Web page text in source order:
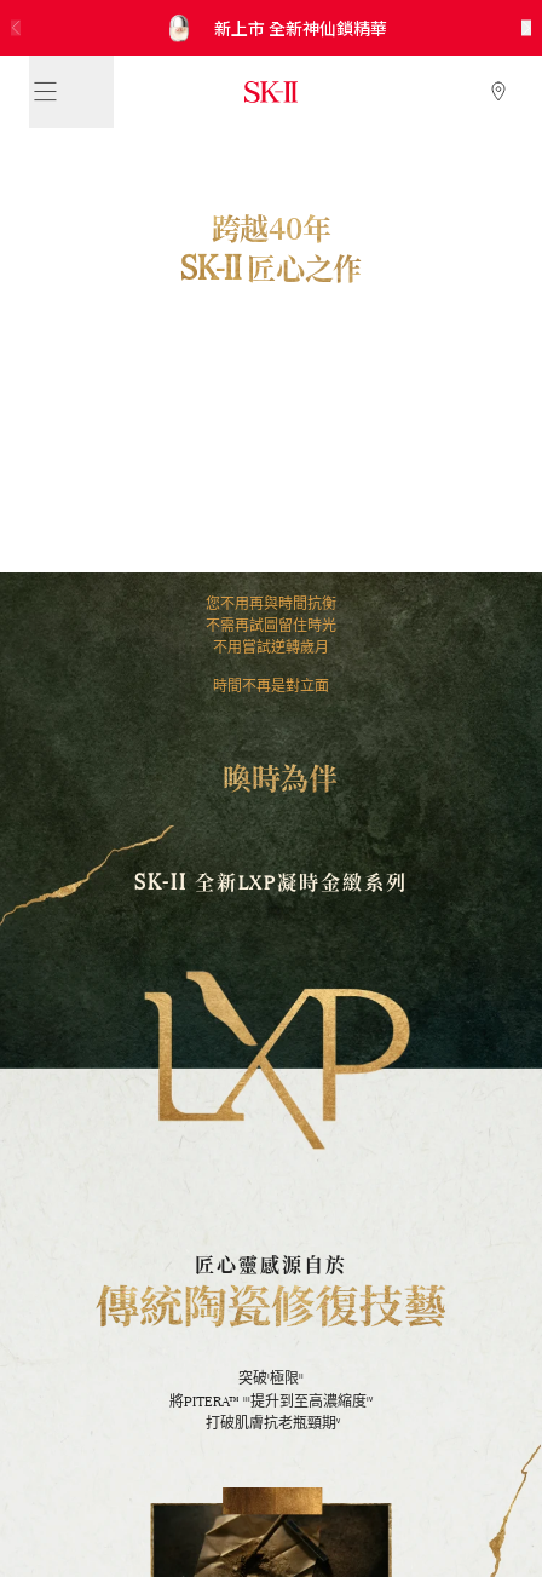
新上市 全新神仙鎖精華
SK-II x CRYBABY 神仙水* 聯名禮盒
SK-II5合1* 防曬小白球 全新調色綠登場
新上市 極緻光蘊煥亮修護凝霜 修護乾燥傷害
新上市 肌源淨斑緻白精華 淡化頑固色斑
SKINPOWER煥顏能量精華霜
SK-II 皇牌晶透套裝
光蘊輕透防曬/CC霜
免費換領！SK-II限量皇牌產品體驗裝*！
跨越40年
SK-II匠心之作
您不用再與時間抗衡
不需再試圖留住時光
不用嘗試逆轉歲月
時間不再是對立面
喚時為伴
SK-II全新LXP凝時金緻系列
匠心靈感源自於
突破I極限II
將PITERA™ III提升到至高濃縮度IV
打破肌膚抗老瓶頸期V